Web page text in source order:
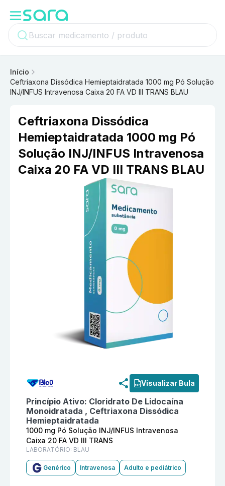
Início
Ceftriaxona Dissódica Hemieptaidratada 1000 mg Pó Solução
INJ/INFUS Intravenosa Caixa 20 FA VD III TRANS BLAU
Ceftriaxona Dissódica
Hemieptaidratada 1000 mg Pó
Solução INJ/INFUS Intravenosa
Caixa 20 FA VD III TRANS BLAU
Visualizar Bula
Princípio Ativo: Cloridrato De Lidocaína
Monoidratada , Ceftriaxona Dissódica
Hemieptaidratada
1000 mg Pó Solução INJ/INFUS Intravenosa
Caixa 20 FA VD III TRANS
LABORATÓRIO: BLAU
Genérico Intravenosa Adulto e pediátrico